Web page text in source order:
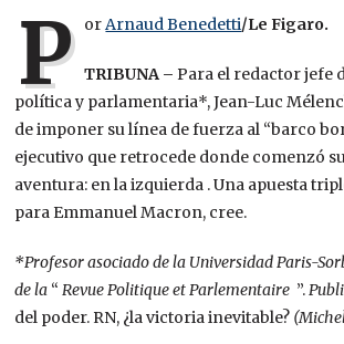
P orArnaud Benedetti/Le Figaro.
TRIBUNA – Para el redactor jefe
política y parlamentaria*, Jean-Luc
de imponer su línea de fuerza al “barco
ejecutivo que retrocede donde comenzó
aventura: en la izquierda . Una apuesta
para Emmanuel Macron, cree.
*Profesor asociado de la Universidad Paris-
de la “Revue Politique et Parlementaire ”.
del poder. RN, ¿la victoria inevitable?